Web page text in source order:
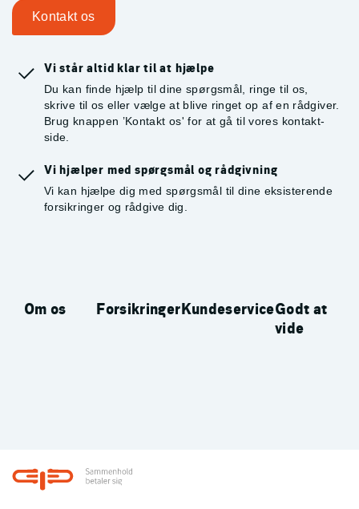
Kontakt os
Vi står altid klar til at hjælpe
Du kan finde hjælp til dine spørgsmål, ringe til os,
skrive til os eller vælge at blive ringet op af en rådgiver.
Brug knappen ’Kontakt os' for at gå til vores kontakt-
side.
Vi hjælper med spørgsmål og rådgivning
Vi kan hjælpe dig med spørgsmål til dine eksisterende
forsikringer og rådgive dig.
Om os ForsikringerKundeserviceGodt at
vide